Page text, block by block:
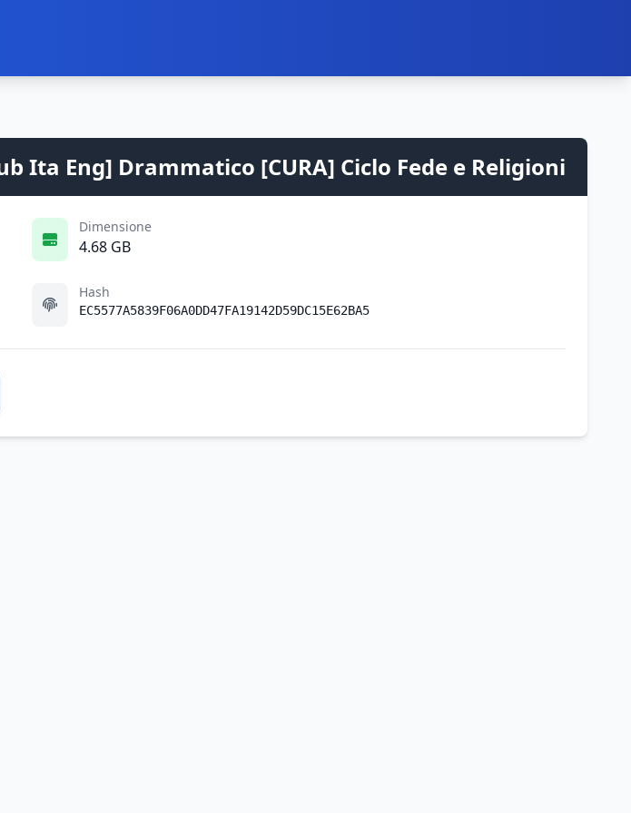
Ita Eng] Drammatico [CURA] Ciclo Fede e Religioni
Dimensione
4.68 GB
Hash
EC5577A5839F06A0DD47FA19142D59DC15E62BA5